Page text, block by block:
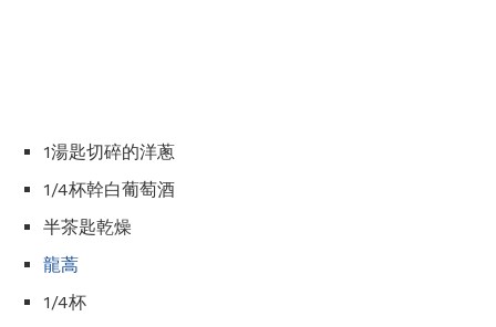
1湯匙切碎的洋蔥
1/4杯幹白葡萄酒
半茶匙乾燥
龍蒿
1/4杯